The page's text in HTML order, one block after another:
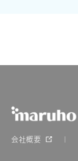
会社概要